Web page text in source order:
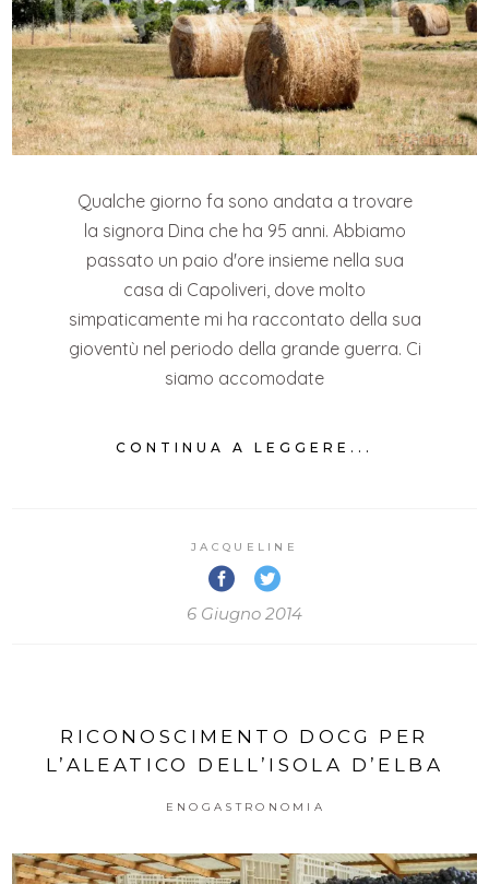
Qualche giorno fa sono andata a trovare
la signora Dina che ha 95 anni. Abbiamo
passato un paio d'ore insieme nella sua
casa di Capoliveri, dove molto
simpaticamente mi ha raccontato della sua
gioventù nel periodo della grande guerra. Ci
siamo accomodate
CONTINUA A LEGGERE...
JACQUELINE
6 Giugno 2014
RICONOSCIMENTO DOCG PER
L’ALEATICO DELL’ISOLA D’ELBA
ENOGASTRONOMIA